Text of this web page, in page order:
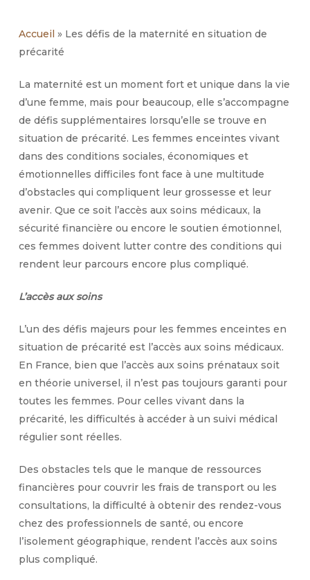
Accueil » Les défis de la maternité en situation de
précarité
La maternité est un moment fort et unique dans la vie
d’une femme, mais pour beaucoup, elle s’accompagne
de défis supplémentaires lorsqu’elle se trouve en
situation de précarité. Les femmes enceintes vivant
dans des conditions sociales, économiques et
émotionnelles difficiles font face à une multitude
d’obstacles qui compliquent leur grossesse et leur
avenir. Que ce soit l’accès aux soins médicaux, la
sécurité financière ou encore le soutien émotionnel,
ces femmes doivent lutter contre des conditions qui
rendent leur parcours encore plus compliqué.
L’accès aux soins
L’un des défis majeurs pour les femmes enceintes en
situation de précarité est l’accès aux soins médicaux.
En France, bien que l’accès aux soins prénataux soit
en théorie universel, il n’est pas toujours garanti pour
toutes les femmes. Pour celles vivant dans la
précarité, les difficultés à accéder à un suivi médical
régulier sont réelles.
Des obstacles tels que le manque de ressources
financières pour couvrir les frais de transport ou les
consultations, la difficulté à obtenir des rendez-vous
chez des professionnels de santé, ou encore
l’isolement géographique, rendent l’accès aux soins
plus compliqué.